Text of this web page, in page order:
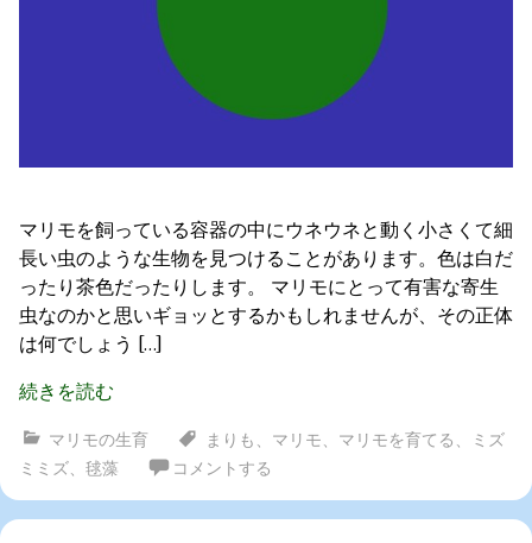
マリモを飼っている容器の中にウネウネと動く小さくて細
長い虫のような生物を見つけることがあります。色は白だ
ったり茶色だったりします。 マリモにとって有害な寄生
虫なのかと思いギョッとするかもしれませんが、その正体
は何でしょう […]
続きを読む
マリモの生育 まりも 、 マリモ、 マリモを育てる 、
ミズ
ミミズ、 毬藻 コメントする